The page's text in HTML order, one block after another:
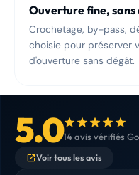
Ouverture fine, sans
Crochetage, by-pass,
choisie pour préserver
d'ouverture sans dégât.
5.014 avis vérifiés
Voir tous les avis